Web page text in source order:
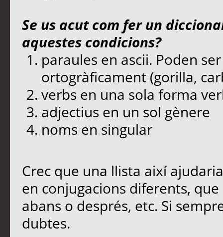
Se us acut com fer un
aquestes condicions?
paraules en ascii. Poden
ortogràficament (gorilla,
verbs en una sola forma
adjectius en un sol gènere
noms en singular
Crec que una llista així
en conjugacions diferents,
abans o després, etc. Si
dubtes.